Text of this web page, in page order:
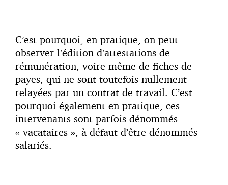
C’est pourquoi, en pratique, on peut
observer l’édition d’attestations de
rémunération, voire même de fiches de
payes, qui ne sont toutefois nullement
relayées par un contrat de travail. C’est
pourquoi également en pratique, ces
intervenants sont parfois dénommés
« vacataires », à défaut d’être dénommés
salariés.